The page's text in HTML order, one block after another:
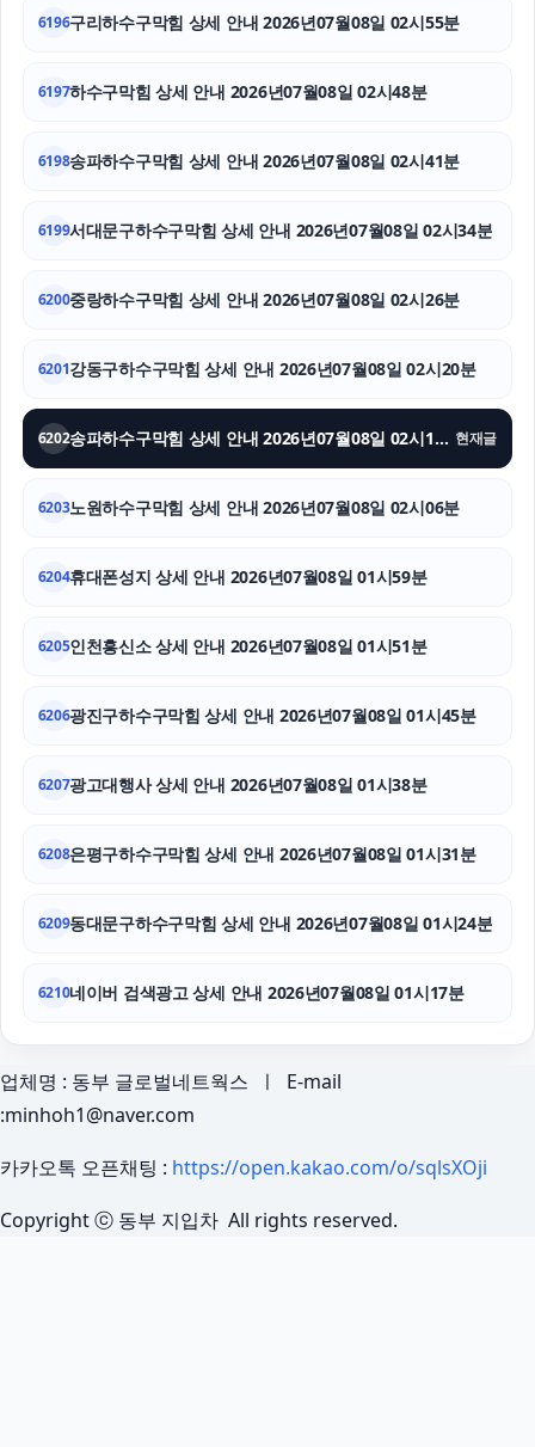
수원이혼전문변호사
주택담보대출
수원음주운전변호사
수원학교폭력변호사
구리하수구막힘
6196구리하수구막힘 상세 안내 2026년07월08일 02시55분
6197하수구막힘 상세 안내 2026년07월08일 02시48분
6198송파하수구막힘 상세 안내 2026년07월08일 02시41분
6199서대문구하수구막힘 상세 안내 2026년07월08일 02시34분
6200중랑하수구막힘 상세 안내 2026년07월08일 02시26분
6201강동구하수구막힘 상세 안내 2026년07월08일 02시20분
6202 송파하수구막힘 상세 안내 2026년07월08일 02시13분 현재글
6203노원하수구막힘 상세 안내 2026년07월08일 02시06분
6204휴대폰성지 상세 안내 2026년07월08일 01시59분
6205인천흥신소 상세 안내 2026년07월08일 01시51분
6206광진구하수구막힘 상세 안내 2026년07월08일 01시45분
6207광고대행사 상세 안내 2026년07월08일 01시38분
6208은평구하수구막힘 상세 안내 2026년07월08일 01시31분
6209동대문구하수구막힘 상세 안내 2026년07월08일 01시24분
6210네이버 검색광고 상세 안내 2026년07월08일 01시17분
업체명 : 동부 글로벌네트웍스 ㅣ E-mail
:minhoh1@naver.com
카카오톡 오픈채팅 : https://open.kakao.com/o/sqlsXOji
Copyright ⓒ 동부 지입차 All rights reserved.